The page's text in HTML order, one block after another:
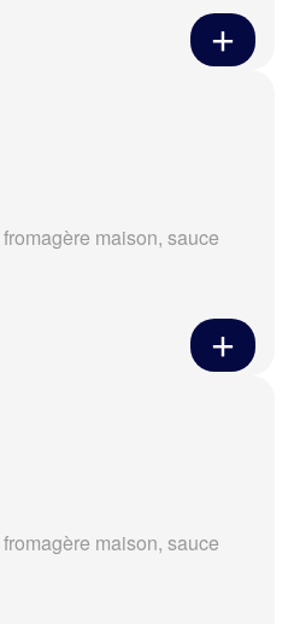
maison, sauce
maison, sauce